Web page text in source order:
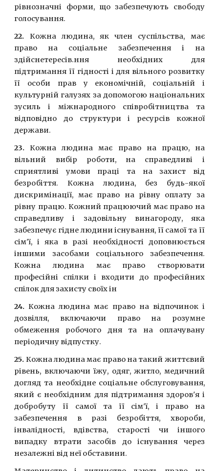
рiвнозначнi форми, що забезпечують свободу
голосування.
22. Кожна людина, як член суспiльства, має
право на соцiальне забезпечення i на
здійснетересiв.ння необхiдних для
пiдтримання її гiдностi i для вiльного розвитку
її особи прав у економiчнiй, соцiальнiй i
культурнiй галузях за допомогою нацiональних
зусиль i мiжнародного спiвробiтництва та
вiдповiдно до структури i ресурсiв кожної
держави.
23.Кожна людина має право на працю, на
вільний вибiр роботи, на справедливi i
сприятливi умови працi та на захист від
безробiття. Кожна людина, без будь-якої
дискримiнацiї, має право на рiвну оплату за
рiвну працю. Кожний працюючий має право на
справедливу i задовiльну винагороду, яка
забезпечує гiдне людини iснування, її самої та її
сiм'ї, i яка в разi необхiдностi доповнюється
iншими засобами соцiального забезпечення.
Кожна людина має право створювати
професiйнi спiлки i входити до професiйних
спiлок для захисту своїх iн
24.Кожна людина має право на вiдпочинок i
дозвiлля, включаючи право на розумне
обмеження робочого дня та на оплачувану
перiодичну вiдпустку.
25. Кожна людина має право на такий життєвий
рiвень, включаючи їжу, одяг, житло, медичний
догляд та необхiдне соцiальне обслуговування,
який є необхiдним для пiдтримання здоров'я i
добробуту її самої та її сiм'ї, i право на
забезпечення в разi безробiття, хвороби,
iнвалiдностi, вдiвства, старостi чи iншого
випадку втрати засобiв до iснування через
незалежнi вiд неї обставини.